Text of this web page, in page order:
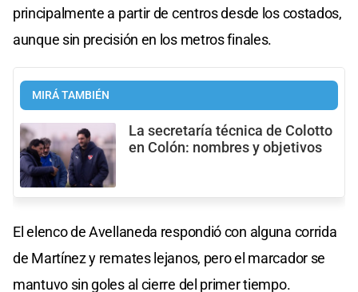
principalmente a partir de centros desde los costados,
aunque sin precisión en los metros finales.
MIRÁ TAMBIÉN
La secretaría técnica de Colotto
en Colón: nombres y objetivos
El elenco de Avellaneda respondió con alguna corrida
de Martínez y remates lejanos, pero el marcador se
mantuvo sin goles al cierre del primer tiempo.